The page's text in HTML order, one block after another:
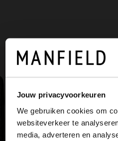
Jouw privacyvoorkeuren
We gebruiken cookies om
websiteverkeer te
media, adverteren en